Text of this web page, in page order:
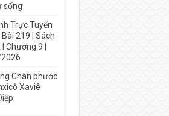
sống
Trực Tuyến
219 | Sách
Chương 9 |
Chân phước
Xaviê